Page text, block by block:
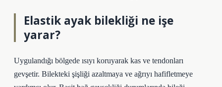
Elastik ayak bilekliği ne işe
yarar?
Uygulandığı bölgede ısıyı koruyarak kas ve tendonları
gevşetir. Bilekteki şişliği azaltmaya ve ağrıyı hafifletmeye